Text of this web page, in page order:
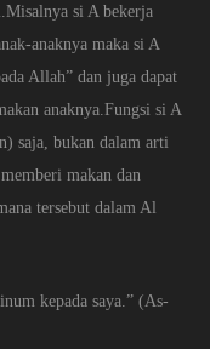
si A bekerja
anaknya maka si A
Allah” dan juga dapat
anaknya.Fungsi si A
saja, bukan dalam arti
makan dan
tersebut dalam Al
kepada saya.” (As-